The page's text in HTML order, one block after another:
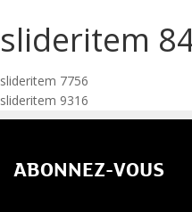
slideritem
Navigation
de
l’article
slideritem 7756
slideritem 9316
ABONNEZ-VOUS